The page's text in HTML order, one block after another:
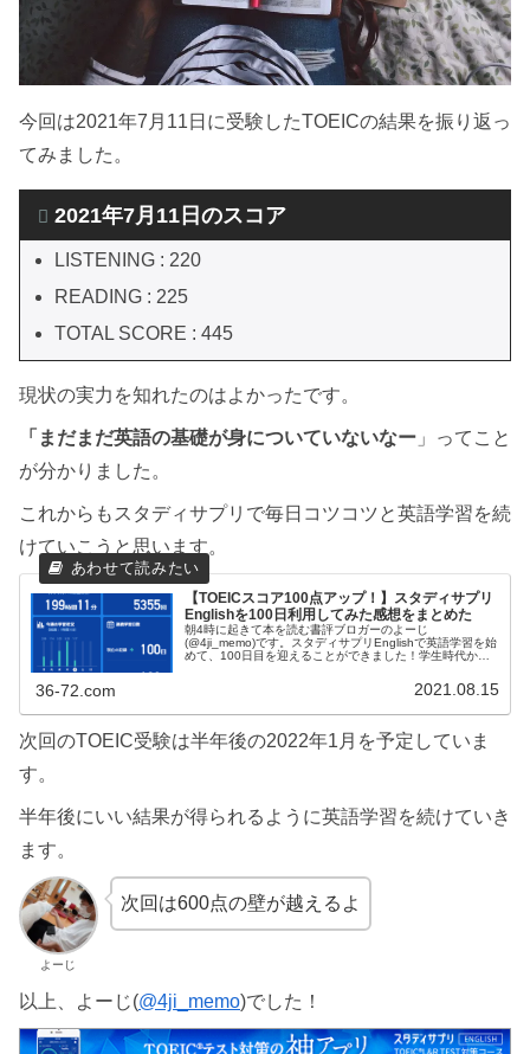
今回は2021年7月11日に受験したTOEICの結果を振り返っ
てみました。
2021年7月11日のスコア
LISTENING : 220
READING : 225
TOTAL SCORE : 445
現状の実力を知れたのはよかったです。
「まだまだ英語の基礎が身についていないなー 」ってこと
が分かりました。
これからもスタディサプリで毎日コツコツと英語学習を続
けていこうと思います。
【TOEICスコア100点アップ！】スタディサプリ
Englishを100日利用してみた感想をまとめた
朝4時に起きて本を読む書評ブロガーのよーじ
(@4ji_memo)です。スタディサプリEnglishで英語学習を始
めて、100日目を迎えることができました！学生時代から
36-72.com 2021.08.15
次回のTOEIC受験は半年後の2022年1月を予定していま
す。
半年後にいい結果が得られるように英語学習を続けていき
ます。
よーじ
次回は600点の壁が越えるよ
以上、よーじ(@4ji_memo)でした！